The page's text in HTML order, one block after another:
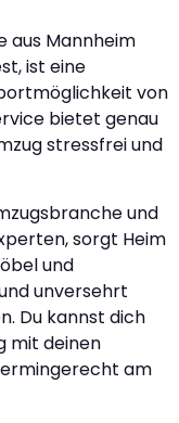
aus Mannheim
ist eine
von
bietet genau
stressfrei und
und
sorgt Heim
und
unversehrt
Du kannst dich
mit deinen
am